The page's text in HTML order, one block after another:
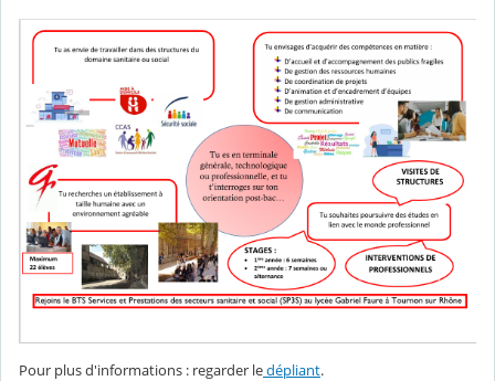
Pour plus d'informations : regarder ledépliant.